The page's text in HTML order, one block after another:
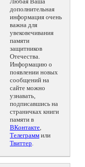
дополнительная
информация очень
важна для
увековечивания
памяти
защитников
Отечества.
Информацию о
появлении новых
сообщений на
сайте можно
узнавать,
подписавшись на
страничках книги
памяти в
ВКонтакте,
Телеграмм или
Твиттер.